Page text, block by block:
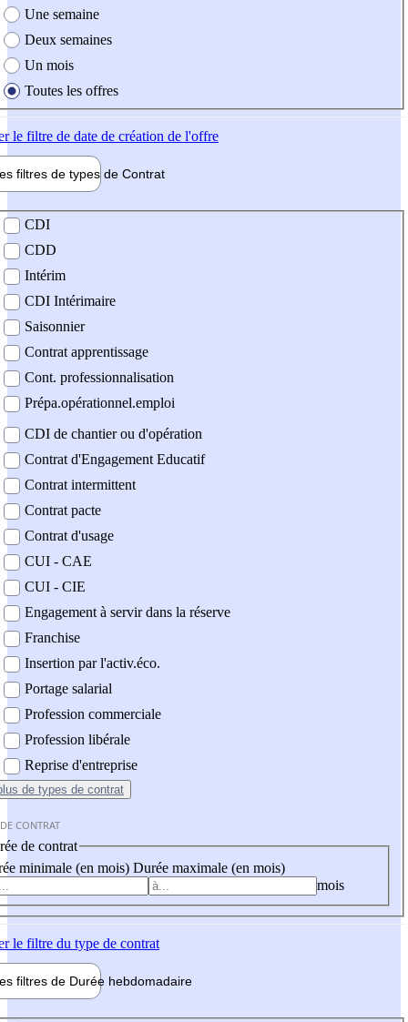
Une semaine
Deux semaines
Un mois
Toutes les offres
le filtre de date de création de l'offre
filtres de types de Contrat
contrat
CDI
CDD
Intérim
CDI Intérimaire
Saisonnier
Contrat apprentissage
Cont. professionnalisation
Prépa.opérationnel.emploi
CDI de chantier ou d'opération
Contrat d'Engagement Educatif
Contrat intermittent
Contrat pacte
Contrat d'usage
CUI - CAE
CUI - CIE
Engagement à servir dans la réserve
Franchise
Insertion par l'activ.éco.
Portage salarial
Profession commerciale
Profession libérale
Reprise d'entreprise
de types de contrat
CONTRAT
de contrat
minimale (en mois) Durée maximale (en mois)
mois
le filtre du type de contrat
filtres de Durée hebdomadaire